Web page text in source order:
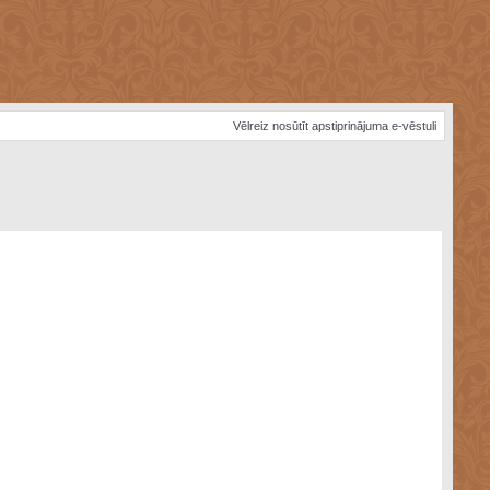
Vēlreiz nosūtīt apstiprinājuma e-vēstuli